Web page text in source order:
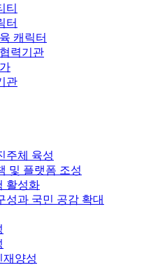
티
터
캐릭터
력기관
관
주체 육성
및 플랫폼 조성
활성화
성과 국민 공감 확대
재양성